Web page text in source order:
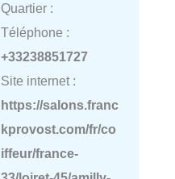
Quartier :
Téléphone :
+33238851727
Site internet :
https://salons.franc
kprovost.com/fr/co
iffeur/france-